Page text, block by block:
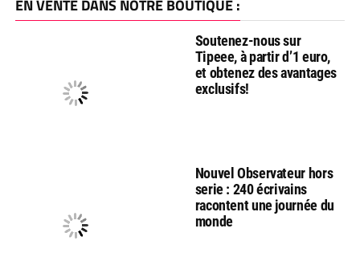
EN VENTE DANS NOTRE BOUTIQUE :
Soutenez-nous sur
Tipeee, à partir d’1 euro,
et obtenez des avantages
exclusifs!
Nouvel Observateur hors
serie : 240 écrivains
racontent une journée du
monde